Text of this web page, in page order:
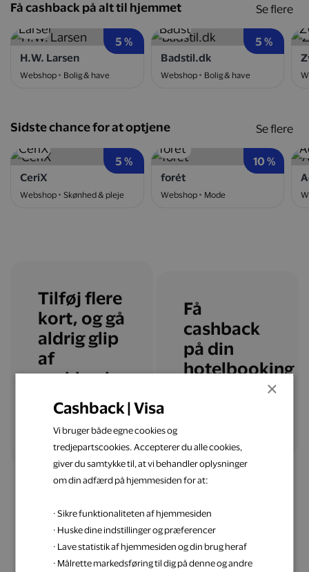
Få cashback på alt til hjemmet
5 %
H.W. Larsen
Webshop Bolig & have
5 %
Badstil.dk
Webshop Bolig & have
Se flere
Sidste chance for at optjene
5 %
CeriX
Webshop Skønhed & pleje
10 %
forét
Webshop Mode
Se flere
Tilføj flere
kort, og gå
aldrig glip
af
cashback
Tilføj flere kort
Få
cashback
på din
hotelbooking
Få inspiration til din
×
Cashback | Visa
Vi bruger både egne cookies og
tredjepartscookies. Accepterer du alle cookies,
giver du samtykke til, at vi behandler oplysninger
om din adfærd på hjemmesiden for at:
· Sikre funktionaliteten af hjemmesiden
· Huske dine indstillinger og præferencer
· Lave statistik af hjemmesiden og din brug heraf
· Målrette markedsføring til dig på denne og andre